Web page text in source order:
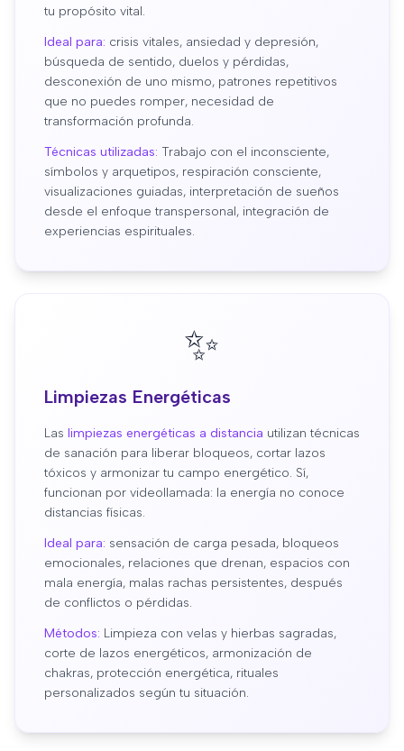
tu propósito vital.
Ideal para: crisis vitales, ansiedad y depresión,
búsqueda de sentido, duelos y pérdidas,
desconexión de uno mismo, patrones repetitivos
que no puedes romper, necesidad de
transformación profunda.
Técnicas utilizadas: Trabajo con el inconsciente,
símbolos y arquetipos, respiración consciente,
visualizaciones guiadas, interpretación de sueños
desde el enfoque transpersonal, integración de
experiencias espirituales.
✨
Limpiezas Energéticas
Las limpiezas energéticas a distancia utilizan técnicas
de sanación para liberar bloqueos, cortar lazos
tóxicos y armonizar tu campo energético. Sí,
funcionan por videollamada: la energía no conoce
distancias físicas.
Ideal para: sensación de carga pesada, bloqueos
emocionales, relaciones que drenan, espacios con
mala energía, malas rachas persistentes, después
de conflictos o pérdidas.
Métodos: Limpieza con velas y hierbas sagradas,
corte de lazos energéticos, armonización de
chakras, protección energética, rituales
personalizados según tu situación.